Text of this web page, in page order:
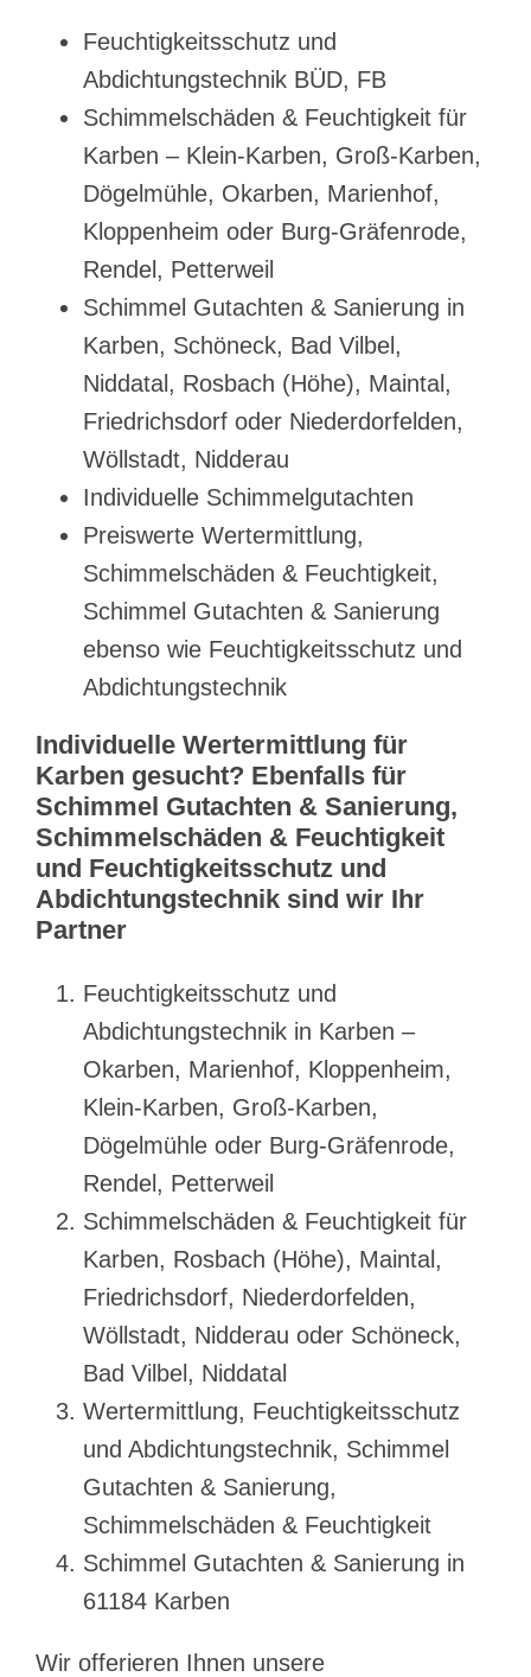
Feuchtigkeitsschutz und
Abdichtungstechnik BÜD, FB
Schimmelschäden & Feuchtigkeit für
Karben – Klein-Karben, Groß-Karben,
Dögelmühle, Okarben, Marienhof,
Kloppenheim oder Burg-Gräfenrode,
Rendel, Petterweil
Schimmel Gutachten & Sanierung in
Karben, Schöneck, Bad Vilbel,
Niddatal, Rosbach (Höhe), Maintal,
Friedrichsdorf oder Niederdorfelden,
Wöllstadt, Nidderau
Individuelle Schimmelgutachten
Preiswerte Wertermittlung,
Schimmelschäden & Feuchtigkeit,
Schimmel Gutachten & Sanierung
ebenso wie Feuchtigkeitsschutz und
Abdichtungstechnik
Individuelle Wertermittlung für
Karben gesucht? Ebenfalls für
Schimmel Gutachten & Sanierung,
Schimmelschäden & Feuchtigkeit
und Feuchtigkeitsschutz und
Abdichtungstechnik sind wir Ihr
Partner
Feuchtigkeitsschutz und
Abdichtungstechnik in Karben –
Okarben, Marienhof, Kloppenheim,
Klein-Karben, Groß-Karben,
Dögelmühle oder Burg-Gräfenrode,
Rendel, Petterweil
Schimmelschäden & Feuchtigkeit für
Karben, Rosbach (Höhe), Maintal,
Friedrichsdorf, Niederdorfelden,
Wöllstadt, Nidderau oder Schöneck,
Bad Vilbel, Niddatal
Wertermittlung, Feuchtigkeitsschutz
und Abdichtungstechnik, Schimmel
Gutachten & Sanierung,
Schimmelschäden & Feuchtigkeit
Schimmel Gutachten & Sanierung in
61184 Karben
Wir offerieren Ihnen unsere